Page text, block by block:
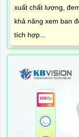
Thiết bị Camera IP